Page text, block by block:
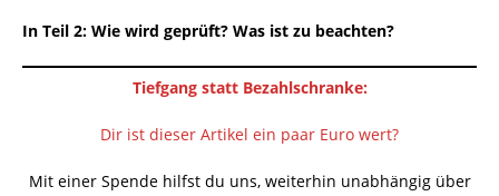
In Teil 2: Wie wird geprüft? Was ist zu beachten?
Tiefgang statt Bezahlschranke:
Dir ist dieser Artikel ein paar Euro wert?
Mit einer Spende hilfst du uns, weiterhin unabhängig über